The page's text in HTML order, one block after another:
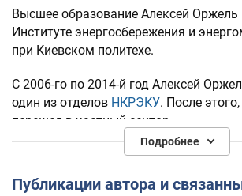
Высшее образование Алексей Оржель
Институте энергосбережения и
при Киевском политехе.
С 2006-го по 2014-й год Алексей
один из отделов НКРЭКУ. После
перешел в частный сектор.
Длительное время Алексей Оржель
энергетической сферой.
Подробнее
Публикации автора и